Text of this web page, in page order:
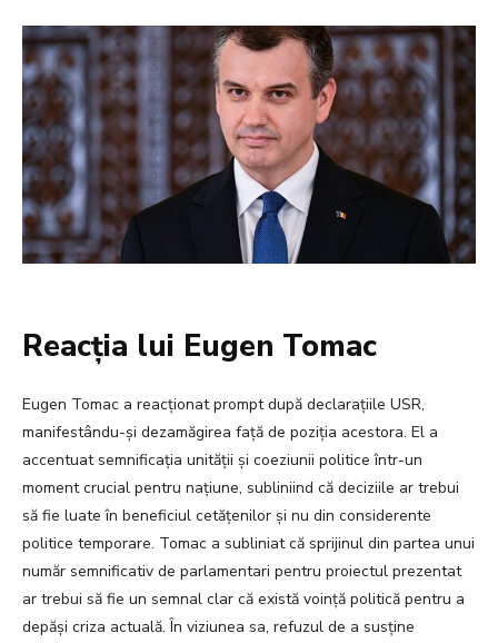
Reacția lui Eugen Tomac
Eugen Tomac a reacționat prompt după declarațiile USR,
manifestându-și dezamăgirea față de poziția acestora. El a
accentuat semnificația unității și coeziunii politice într-un
moment crucial pentru națiune, subliniind că deciziile ar trebui
să fie luate în beneficiul cetățenilor și nu din considerente
politice temporare. Tomac a subliniat că sprijinul din partea unui
număr semnificativ de parlamentari pentru proiectul prezentat
ar trebui să fie un semnal clar că există voință politică pentru a
depăși criza actuală. În viziunea sa, refuzul de a susține